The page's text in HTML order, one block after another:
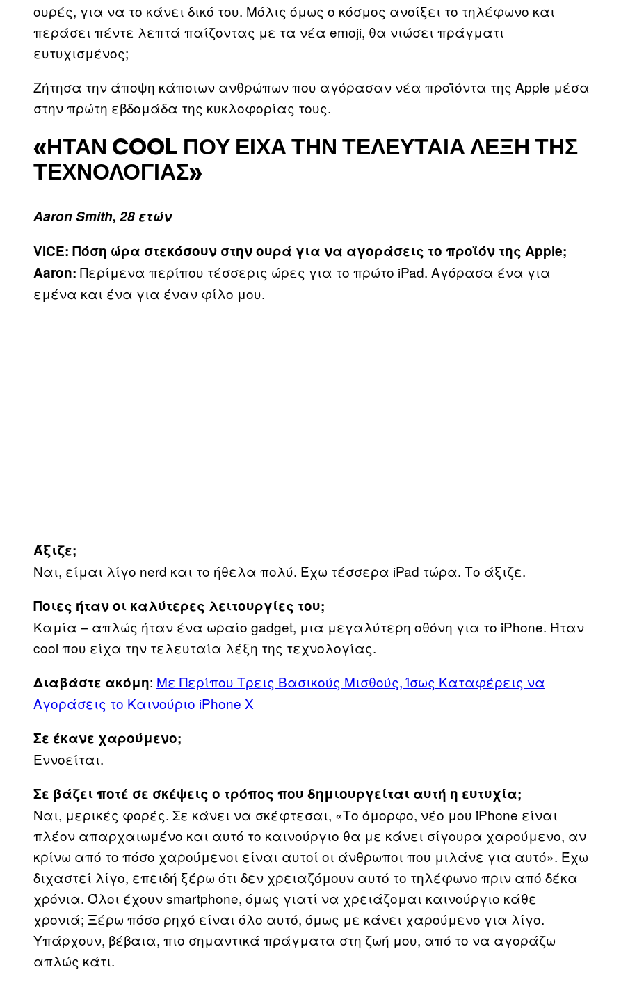
ουρές, για να το κάνει δικό του. Μόλις όμως ο κόσμος ανοίξει το τηλέφωνο και
περάσει πέντε λεπτά παίζοντας με τα νέα emoji, θα νιώσει πράγματι
ευτυχισμένος;
Ζήτησα την άποψη κάποιων ανθρώπων που αγόρασαν νέα προϊόντα της Apple μέσα
στην πρώτη εβδομάδα της κυκλοφορίας τους.
«ΉΤΑΝ COOL ΠΟΥ ΕΊΧΑ ΤΗΝ ΤΕΛΕΥΤΑΊΑ ΛΈΞΗ ΤΗΣ
ΤΕΧΝΟΛΟΓΊΑΣ»
Aaron Smith, 28 ετών
VICE: Πόση ώρα στεκόσουν στην ουρά για να αγοράσεις το προϊόν της Apple;
Aaron: Περίμενα περίπου τέσσερις ώρες για το πρώτο iPad. Αγόρασα ένα για
εμένα και ένα για έναν φίλο μου.
Άξιζε;
Ναι, είμαι λίγο nerd και το ήθελα πολύ. Έχω τέσσερα iPad τώρα. Το άξιζε.
Ποιες ήταν οι καλύτερες λειτουργίες του;
Καμία – απλώς ήταν ένα ωραίο gadget, μια μεγαλύτερη οθόνη για το iPhone. Ήταν
cool που είχα την τελευταία λέξη της τεχνολογίας.
Διαβάστε ακόμη: Με Περίπου Τρεις Βασικούς Μισθούς, Ίσως Καταφέρεις να
Αγοράσεις το Καινούριο iPhone X
Σε έκανε χαρούμενο;
Εννοείται.
Σε βάζει ποτέ σε σκέψεις ο τρόπος που δημιουργείται αυτή η ευτυχία;
Ναι, μερικές φορές. Σε κάνει να σκέφτεσαι, «Το όμορφο, νέο μου iPhone είναι
πλέον απαρχαιωμένο και αυτό το καινούργιο θα με κάνει σίγουρα χαρούμενο, αν
κρίνω από το πόσο χαρούμενοι είναι αυτοί οι άνθρωποι που μιλάνε για αυτό». Έχω
διχαστεί λίγο, επειδή ξέρω ότι δεν χρειαζόμουν αυτό το τηλέφωνο πριν από δέκα
χρόνια. Όλοι έχουν smartphone, όμως γιατί να χρειάζομαι καινούργιο κάθε
χρονιά; Ξέρω πόσο ρηχό είναι όλο αυτό, όμως με κάνει χαρούμενο για λίγο.
Υπάρχουν, βέβαια, πιο σημαντικά πράγματα στη ζωή μου, από το να αγοράζω
απλώς κάτι.